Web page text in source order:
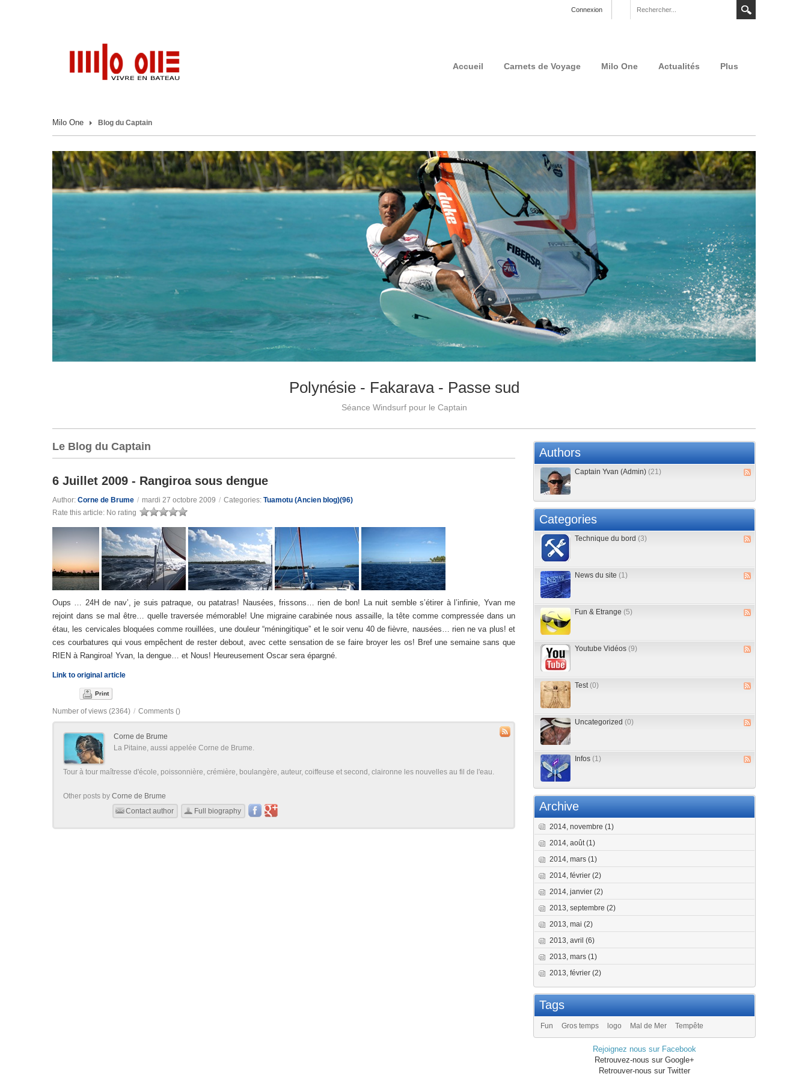
Connexion
Accueil Carnets de Voyage Milo One Actualités Plus
Milo One Blog du Captain
Polynésie - Fakarava - Passe sud
Séance Windsurf pour le Captain
Le Blog du Captain
6 Juillet 2009 - Rangiroa sous dengue
Author: Corne de Brume / mardi 27 octobre 2009 / Categories: Tuamotu (Ancien blog)(96)
Rate this article: No rating
Oups … 24H de nav’, je suis patraque, ou patatras! Nausées, frissons… rien de bon! La nuit semble s’étirer à l’infinie, Yvan me
rejoint dans se mal être… quelle traversée mémorable! Une migraine carabinée nous assaille, la tête comme compressée dans un
étau, les cervicales bloquées comme rouillées, une douleur “méningitique” et le soir venu 40 de fièvre, nausées… rien ne va plus! et
ces courbatures qui vous empêchent de rester debout, avec cette sensation de se faire broyer les os! Bref une semaine sans que
RIEN à Rangiroa! Yvan, la dengue… et Nous! Heureusement Oscar sera épargné.
Link to original article
Print
Number of views (2364) / Comments ()
Corne de Brume
La Pitaine, aussi appelée Corne de Brume.
Tour à tour maîtresse d'école, poissonnière, crémière, boulangère, auteur, coiffeuse et second, claironne les nouvelles au fil de l'eau.
Other posts by Corne de Brume
Contact author
Full biography
Authors
Captain Yvan (Admin) (21)
Categories
Technique du bord (3)
News du site (1)
Fun & Etrange (5)
Youtube Vidéos (9)
Test (0)
Uncategorized (0)
Infos (1)
Archive
2014, novembre (1)
2014, août(1)
2014, mars (1)
2014, février (2)
2014, janvier (2)
2013, septembre (2)
2013, mai (2)
2013, avril (6)
2013, mars (1)
2013, février (2)
Tags
Fun Gros temps logo Mal de Mer Tempête
Rejoignez nous sur Facebook
Retrouvez-nous sur Google+
Retrouver-nous sur Twitter